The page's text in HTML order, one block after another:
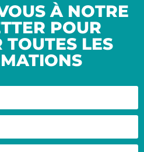
À NOTRE
POUR
TOUTES LES